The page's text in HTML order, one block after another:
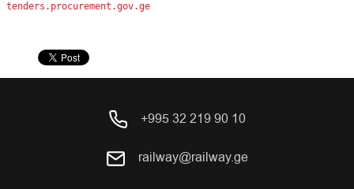
tenders.procurement.gov.ge
+995 32 219 90 10
railway@railway.ge